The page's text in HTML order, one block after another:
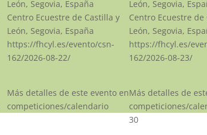
León, Segovia, España
Centro Ecuestre de Castilla y
León, Segovia, España
https://fhcyl.es/evento/csn-
162/2026-08-22/
Más detalles de este evento en
competiciones/calendario
León, Segovia,
Centro Ecuestre de
León, Segovia,
https://fhcyl.es/
162/2026-08-23/
Más detalles de
competiciones/
30